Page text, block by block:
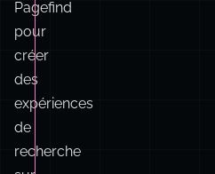
expériences
de
recherche
sur
mesure
adaptées
à